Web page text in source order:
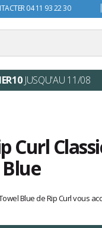
04 11 93 22 30
JUSQU'AU 11/08
Curl
Blue de Rip Curl vous